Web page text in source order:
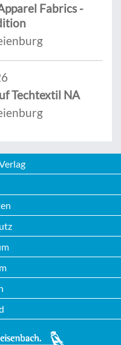
Fabrics -
Techtextil NA